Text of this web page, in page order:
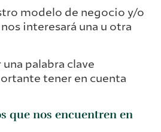
modelo de negocio y/o
interesará una u otra
palabra clave
tener en cuenta
que nos encuentren en